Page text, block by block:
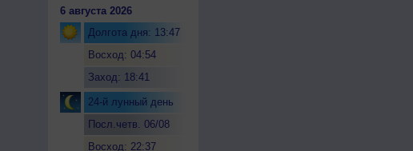
6 августа 2026
Долгота дня: 13:47
Восход: 04:54
Заход: 18:41
24-й лунный день
Посл.четв. 06/08
Восход: 22:37